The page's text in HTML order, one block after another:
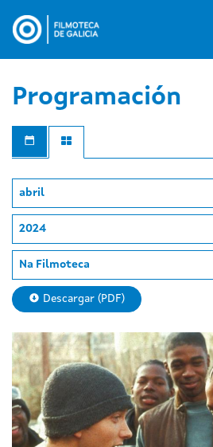
contido
Programación
abril
2024
Na Filmoteca
Descargar (PDF)